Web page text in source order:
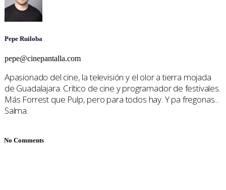
Pepe Ruiloba
pepe@cinepantalla.com
Apasionado del cine, la televisión y el olor a tierra mojada
de Guadalajara. Crítico de cine y programador de festivales.
Más Forrest que Pulp, pero para todos hay. Y pa fregonas...
Salma.
No Comments